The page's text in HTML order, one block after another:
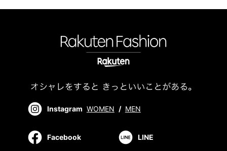
Instagram WOMEN / MEN
Facebook LINE